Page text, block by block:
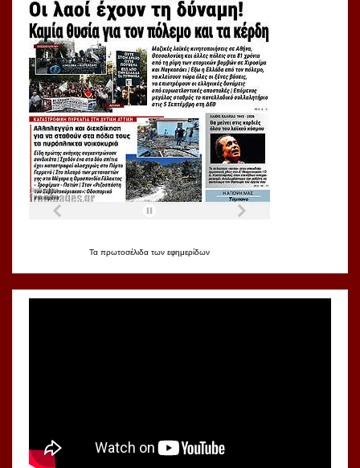
Τα πρωτοσέλιδα των εφημερίδων